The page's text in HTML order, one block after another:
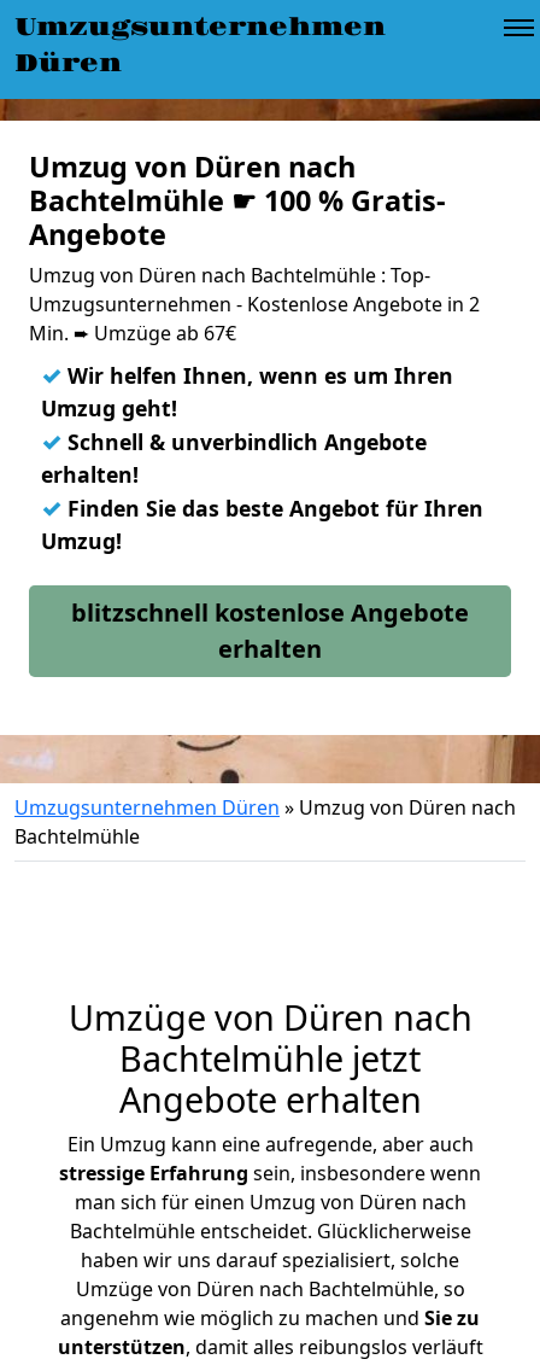
Umzugsunternehmen
Düren
Umzug von Düren nach
Bachtelmühle ☛ 100 % Gratis-
Angebote
Umzug von Düren nach Bachtelmühle : Top-
Umzugsunternehmen - Kostenlose Angebote in 2
Min. ➨ Umzüge ab 67€
✓ Wir helfen Ihnen, wenn es um Ihren
Umzug geht!
✓ Schnell & unverbindlich Angebote
erhalten!
✓ Finden Sie das beste Angebot für Ihren
Umzug!
blitzschnell kostenlose Angebote
erhalten
Umzugsunternehmen Düren » Umzug von Düren nach
Bachtelmühle
Umzüge von Düren nach
Bachtelmühle jetzt
Angebote erhalten
Ein Umzug kann eine aufregende, aber auch
stressige Erfahrung sein, insbesondere wenn
man sich für einen Umzug von Düren nach
Bachtelmühle entscheidet. Glücklicherweise
haben wir uns darauf spezialisiert, solche
Umzüge von Düren nach Bachtelmühle, so
angenehm wie möglich zu machen und Sie zu
unterstützen, damit alles reibungslos verläuft